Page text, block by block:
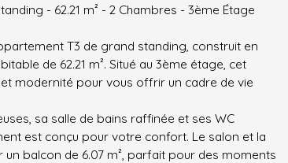
- 62.21 m² - 2 Chambres - 3ème Étage
T3 de grand standing, construit en
de 62.21 m². Situé au 3ème étage, cet
modernité pour vous offrir un cadre de vie
sa salle de bains raffinée et ses WC
est conçu pour votre confort. Le salon et la
un balcon de 6.07 m², parfait pour des moments